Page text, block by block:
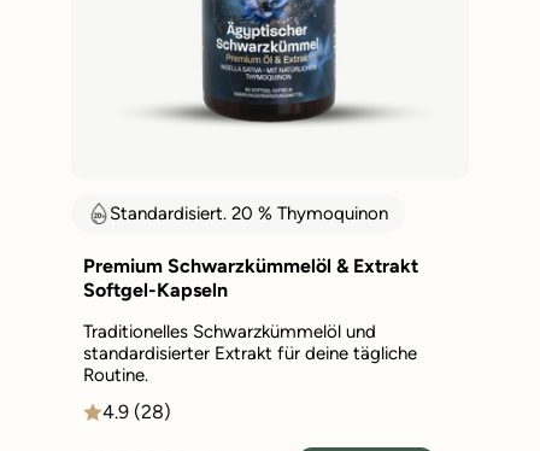
Standardisiert. 20 % Thymoquinon
Premium Schwarzkümmelöl & Extrakt
Softgel-Kapseln
Traditionelles Schwarzkümmelöl und
standardisierter Extrakt für deine tägliche
Routine.
4.9 (28)